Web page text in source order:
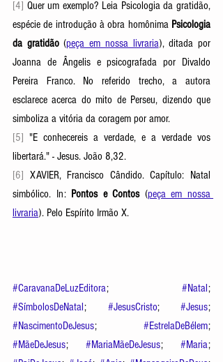
[4] Quer um exemplo? Leia Psicologia da gratidão,
espécie de introdução à obra homônima Psicologia
da gratidão (peça em nossa livraria), ditada por
Joanna de Ângelis e psicografada por Divaldo
Pereira Franco. No referido trecho, a autora
esclarece acerca do mito de Perseu, dizendo que
simboliza a vitória da coragem por amor.
[5] "E conhecereis a verdade, e a verdade vos
libertará." - Jesus. João 8,32.
[6] XAVIER, Francisco Cândido. Capítulo: Natal
simbólico. In: Pontos e Contos (peça em nossa
livraria). Pelo Espírito Irmão X.
#CaravanaDeLuzEditora; #Natal
#SímbolosDeNatal ; #JesusCristo; #Jesus
#NascimentoDeJesus; #EstrelaDeBélem
#MãeDeJesus; #MariaMãeDeJesus; #Maria